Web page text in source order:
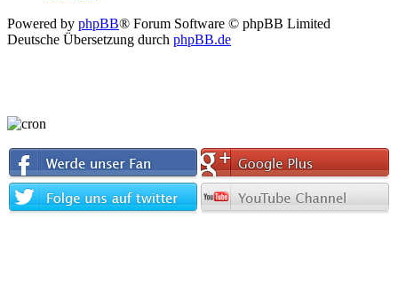
Powered by phpBB® Forum Software © phpBB Limited
Deutsche Übersetzung durch phpBB.de